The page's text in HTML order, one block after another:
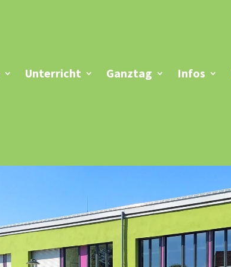
Unterricht Ganztag Infos